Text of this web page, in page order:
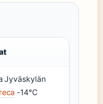
Jyväskylän
-14°C